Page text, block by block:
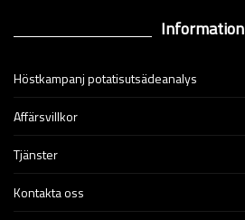
Information
Höstkampanj potatisutsädeanalys
Affärsvillkor
Tjänster
Kontakta oss